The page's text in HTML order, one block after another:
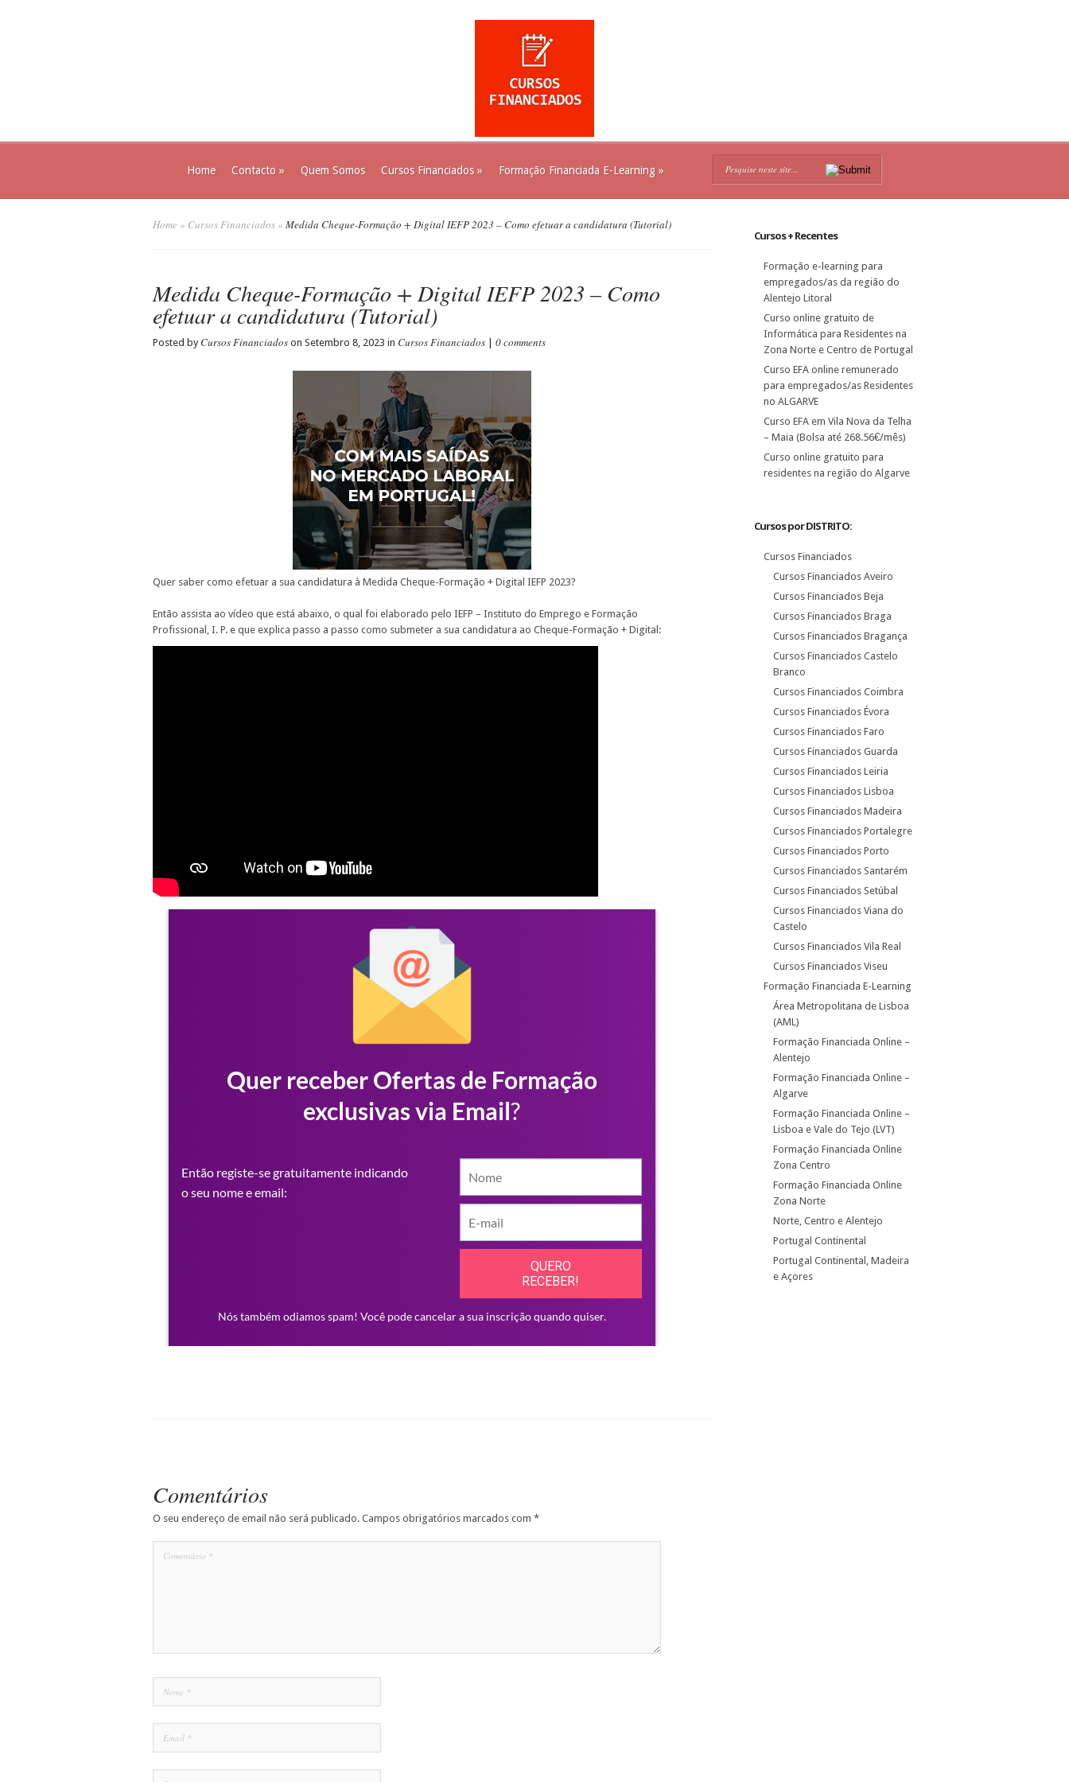
Home Contacto » Quem Somos Cursos Financiados» Formação Financiada E-Learning »
Home » Cursos Financiados» Medida Cheque-Formação + Digital IEFP 2023 – Como efetuar a candidatura (Tutorial)
Medida Cheque-Formação + Digital IEFP 2023 – Como
efetuar a candidatura (Tutorial)
Posted by Cursos Financiados on Setembro 8, 2023 in Cursos Financiados 0 comments
Quer saber como efetuar a sua candidatura à Medida Cheque-Formação + Digital IEFP 2023?
Então assista ao vídeo que está abaixo, o qual foi elaborado pelo IEFP – Instituto do Emprego e Formação
Profissional, I. P. e que explica passo a passo como submeter a sua candidatura ao Cheque-Formação + Digital:
Comentários
O seu endereço de email não será publicado. Campos obrigatórios marcados com *
Cursos + Recentes
Formação e-learning para
empregados/as da região do
Alentejo Litoral
Curso online gratuito de
Informática para Residentes na
Zona Norte e Centro de Portugal
Curso EFA online remunerado
para empregados/as Residentes
no ALGARVE
Curso EFA em Vila Nova da Telha
– Maia (Bolsa até 268.56€/mês)
Curso online gratuito para
residentes na região do Algarve
Cursos por DISTRITO:
Cursos Financiados
Cursos Financiados Aveiro
Cursos Financiados Beja
Cursos Financiados Braga
Cursos Financiados Bragança
Cursos Financiados Castelo
Branco
Cursos Financiados Coimbra
Cursos Financiados Évora
Cursos Financiados Faro
Cursos Financiados Guarda
Cursos Financiados Leiria
Cursos Financiados Lisboa
Cursos Financiados Madeira
Cursos Financiados Portalegre
Cursos Financiados Porto
Cursos Financiados Santarém
Cursos Financiados Setúbal
Cursos Financiados Viana do
Castelo
Cursos Financiados Vila Real
Cursos Financiados Viseu
Formação Financiada E-Learning
Área Metropolitana de Lisboa
(AML)
Formação Financiada Online –
Alentejo
Formação Financiada Online –
Algarve
Formação Financiada Online –
Lisboa e Vale do Tejo (LVT)
Formação Financiada Online
Zona Centro
Formação Financiada Online
Zona Norte
Norte, Centro e Alentejo
Portugal Continental
Portugal Continental, Madeira
e Açores